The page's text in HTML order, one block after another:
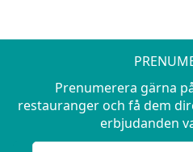
Prenumerera gärna
restauranger och få dem
erbjudanden